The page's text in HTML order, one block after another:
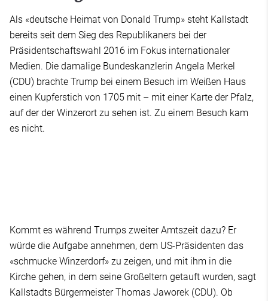
Als «deutsche Heimat von Donald Trump» steht Kallstadt
bereits seit dem Sieg des Republikaners bei der
Präsidentschaftswahl 2016 im Fokus internationaler
Medien. Die damalige Bundeskanzlerin Angela Merkel
(CDU) brachte Trump bei einem Besuch im Weißen Haus
einen Kupferstich von 1705 mit – mit einer Karte der Pfalz,
auf der der Winzerort zu sehen ist. Zu einem Besuch kam
es nicht.
Kommt es während Trumps zweiter Amtszeit dazu? Er
würde die Aufgabe annehmen, dem US-Präsidenten das
«schmucke Winzerdorf» zu zeigen, und mit ihm in die
Kirche gehen, in dem seine Großeltern getauft wurden, sagt
Kallstadts Bürgermeister Thomas Jaworek (CDU). Ob